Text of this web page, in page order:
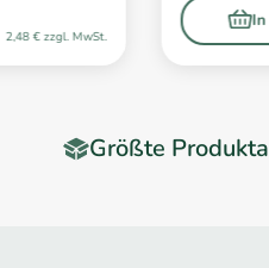
2,48 € zzgl. MwSt.
Größte